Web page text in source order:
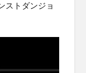
ストダンジョ